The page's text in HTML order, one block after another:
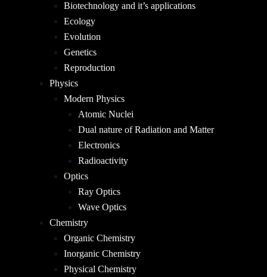
Biotechnology and it’s applications
Ecology
Evolution
Genetics
Reproduction
Physics
Modern Physics
Atomic Nuclei
Dual nature of Radiation and Matter
Electronics
Radioactivity
Optics
Ray Optics
Wave Optics
Chemistry
Organic Chemistry
Inorganic Chemistry
Physical Chemistry